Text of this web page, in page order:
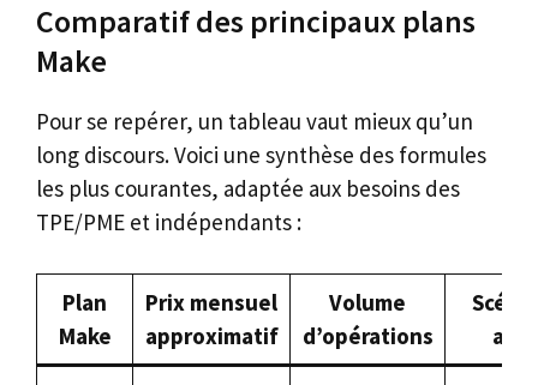
Comparatif des principaux plans
Make
Pour se repérer, un tableau vaut mieux qu’un
long discours. Voici une synthèse des formules
les plus courantes, adaptée aux besoins des
TPE/PME et indépendants :
Plan
Make
Prix mensuel
approximatif
Volume
d’opérations